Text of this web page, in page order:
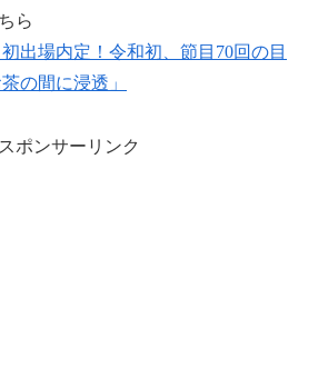
ら
出場内定！令和初、節目70回の目
の間に浸透」
スポンサーリンク